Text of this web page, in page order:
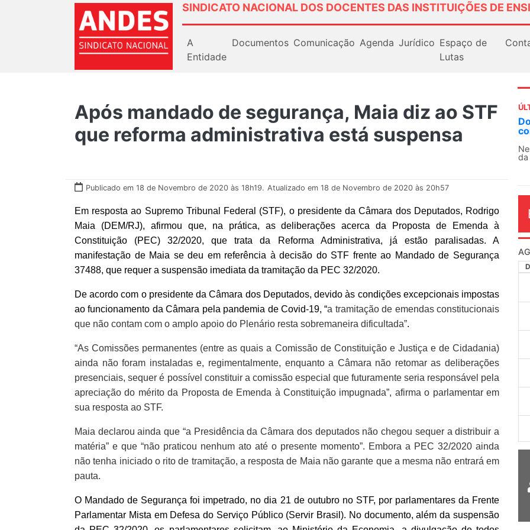
SINDICATO NACIONAL DOS DOCENTES DAS INSTITUIÇÕES DE
A
Entidade
Documentos Comunicação Agenda Jurídico Espaço de
Lutas
Após mandado de segurança, Maia diz ao STF
que reforma administrativa está suspensa
Publicado em 18 de Novembro de 2020 às 18h19. Atualizado em 18 de Novembro de 2020 às 20h57
Em resposta ao Supremo Tribunal Federal (STF), o presidente da Câmara dos Deputados, Rodrigo
Maia (DEM/RJ), afirmou que, na prática, as deliberações acerca da Proposta de Emenda à
Constituição (PEC) 32/2020, que trata da Reforma Administrativa, já estão paralisadas. A
manifestação de Maia se deu em referência à decisão do STF frente ao Mandado de Segurança
37488, que requer a suspensão imediata da tramitação da PEC 32/2020.
De acordo com o presidente da Câmara dos Deputados, devido às condições excepcionais impostas
ao funcionamento da Câmara pela pandemia de Covid-19, “a tramitação de emendas constitucionais
que não contam com o amplo apoio do Plenário resta sobremaneira dificultada”.
“As Comissões permanentes (entre as quais a Comissão de Constituição e Justiça e de Cidadania)
ainda não foram instaladas e, regimentalmente, enquanto a Câmara não retomar as deliberações
presenciais, sequer é possível constituir a comissão especial que futuramente seria responsável pela
apreciação do mérito da Proposta de Emenda à Constituição impugnada”, afirma o parlamentar em
sua resposta ao STF.
Maia declarou ainda que “a Presidência da Câmara dos deputados não chegou sequer a distribuir a
matéria” e que “não praticou nenhum ato até o presente momento”. Embora a PEC 32/2020 ainda
não tenha iniciado o rito de tramitação, a resposta de Maia não garante que a mesma não entrará em
pauta.
O Mandado de Segurança foi impetrado, no dia 21 de outubro no STF, por parlamentares da Frente
Parlamentar Mista em Defesa do Serviço Público (Servir Brasil). No documento, além da suspensão
Docentes paralisam
contra as políticas de Milei
Nessa segunda-feira (3),
da educação superior e básica